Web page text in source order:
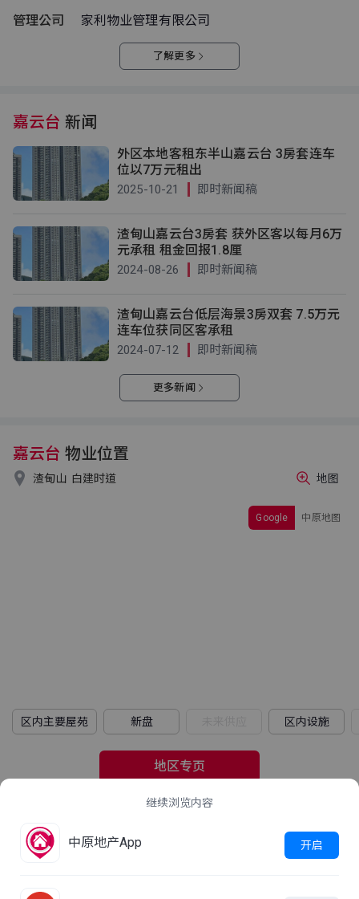
管理公司 家利物业管理有限公司
了解更多
嘉云台 新闻
外区本地客租东半山嘉云台 3房套连车
位以7万元租出
2025-10-21 即时新闻稿
渣甸山嘉云台3房套 获外区客以每月6万
元承租 租金回报1.8厘
2024-08-26 即时新闻稿
渣甸山嘉云台低层海景3房双套 7.5万元
连车位获同区客承租
2024-07-12 即时新闻稿
更多新闻
嘉云台 物业位置
 渣甸山 白建时道
Google 中原地图
地图
区内主要屋苑 新盘 区内设施
地区专页
2021年人口普查
这屋苑平均家庭住户每月收入是多少？
立即查看
继续浏览内容
中原地产App 开启